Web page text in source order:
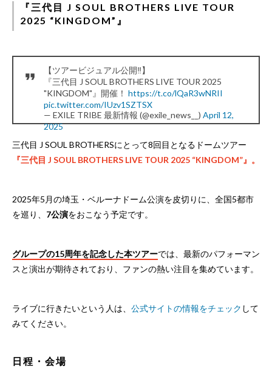
『三代目 J SOUL BROTHERS LIVE TOUR
2025 “KINGDOM”』
【ツアービジュアル公開‼️】
『三代目 J SOUL BROTHERS LIVE TOUR 2025
"KINGDOM"』開催！ https://t.co/lQaR3wNRII
pic.twitter.com/IUzv1SZTSX
— EXILE TRIBE 最新情報 (@exile_news__) April 12,
2025
三代目 J SOUL BROTHERSにとって8回目となるドームツアー
『三代目 J SOUL BROTHERS LIVE TOUR 2025 “KINGDOM”』。
​2025年5月の埼玉・ベルーナドーム公演を皮切りに、全国5都市
を巡り、 7公演をおこなう予定です。
​グループの15周年を記念した本ツアーでは、最新のパフォーマン
スと演出が期待されており、ファンの熱い注目を集めています。
ライブに行きたいという人は、 公式サイトの情報をチェック して
みてください。
日程・会場